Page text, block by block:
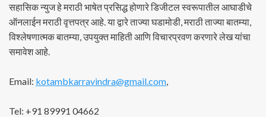
सहासिक न्युज हे मराठी भाषेत प्रसिद्ध होणारे डिजीटल स्वरूपातील आघाडीचे
ऑनलाईन मराठी वृत्तपत्र आहे. या द्वारे ताज्या घडामोडी, मराठी ताज्या बातम्या,
विश्लेषणात्मक बातम्या, उपयुक्त माहिती आणि विचारप्रवण करणारे लेख यांचा
समावेश आहे.
Email: kotambkarravindra@gmail.com,
Tel: +91 89991 04662